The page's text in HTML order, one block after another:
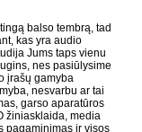
balso tembrą, tad
kas yra audio
Jums taps vienu
nes pasiūlysime
įrašų gamyba
nesvarbu ar tai
garso aparatūros
žiniasklaida, media
pagaminimas ir visos